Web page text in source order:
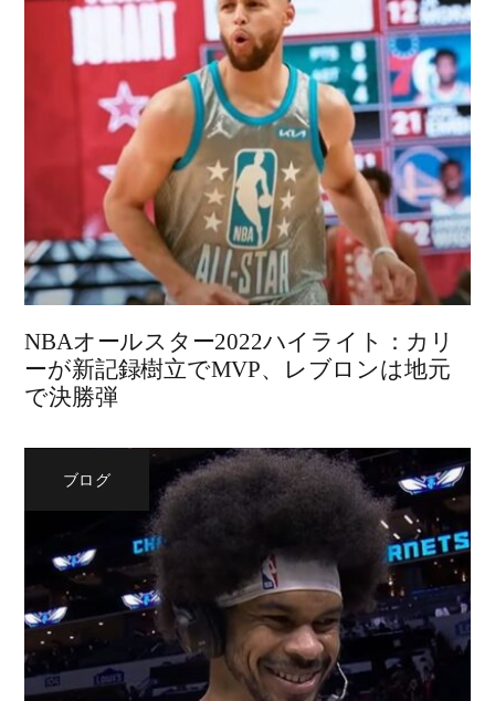
NBAオールスター2022ハイライト：カリ
ーが新記録樹立でMVP、レブロンは地元
で決勝弾
ブログ